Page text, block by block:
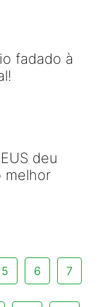
fadado à
deu
melhor
5 6 7